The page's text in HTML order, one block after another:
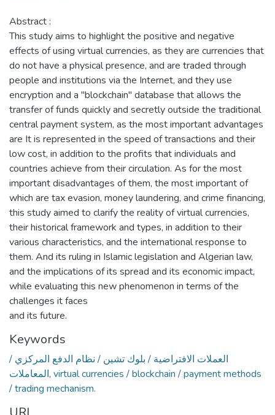
Abstract :
This study aims to highlight the positive and negative
effects of using virtual currencies, as they are currencies that
do not have a physical presence, and are traded through
people and institutions via the Internet, and they use
encryption and a "blockchain" database that allows the
transfer of funds quickly and secretly outside the traditional
central payment system, as the most important advantages
are It is represented in the speed of transactions and their
low cost, in addition to the profits that individuals and
countries achieve from their circulation. As for the most
important disadvantages of them, the most important of
which are tax evasion, money laundering, and crime financing,
this study aimed to clarify the reality of virtual currencies,
their historical framework and types, in addition to their
various characteristics, and the international response to
them. And its ruling in Islamic legislation and Algerian law,
and the implications of its spread and its economic impact,
while evaluating this new phenomenon in terms of the
challenges it faces
and its future.
Keywords
العملات الافتراضية / بلوك تشين / نظام الدفع المركزي /
المعاملات, virtual currencies / blockchain / payment methods
/ trading mechanism.